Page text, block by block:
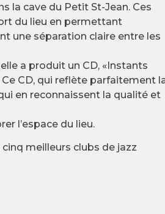
la cave du Petit St-Jean. Ces
du lieu en permettant
une séparation claire entre les
a produit un CD, «Instants
CD, qui reflète parfaitement
en reconnaissent la qualité et
l’espace du lieu.
meilleurs clubs de jazz